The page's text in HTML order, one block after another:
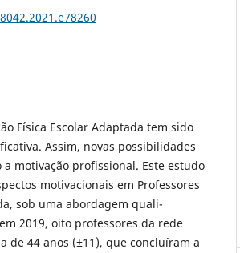
Física Escolar Adaptada tem sido
Assim, novas possibilidades
motivação profissional. Este estudo
motivacionais em Professores
sob uma abordagem quali-
2019, oito professores da rede
de 44 anos (±11), que concluíram a